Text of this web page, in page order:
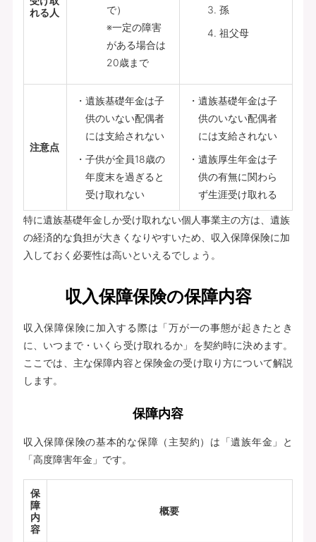
れる人
で）
※一定の障害
がある場合は
20歳まで
孫
祖父母
注意点
遺族基礎年金は子
供のいない配偶者
には支給されない
子供が全員18歳の
年度末を過ぎると
受け取れない
遺族基礎年金は子
供のいない配偶者
には支給されない
遺族厚生年金は子
供の有無に関わら
ず生涯受け取れる
特に遺族基礎年金しか受け取れない個人事業主の方は、遺族
の経済的な負担が大きくなりやすいため、収入保障保険に加
入しておく必要性は高いといえるでしょう。
収入保障保険の保障内容
収入保障保険に加入する際は「万が一の事態が起きたとき
に、いつまで・いくら受け取れるか」を契約時に決めます。
ここでは、主な保障内容と保険金の受け取り方について解説
します。
保障内容
収入保障保険の基本的な保障（主契約）は「遺族年金」と
「高度障害年金」です。
保
障
内
容
概要